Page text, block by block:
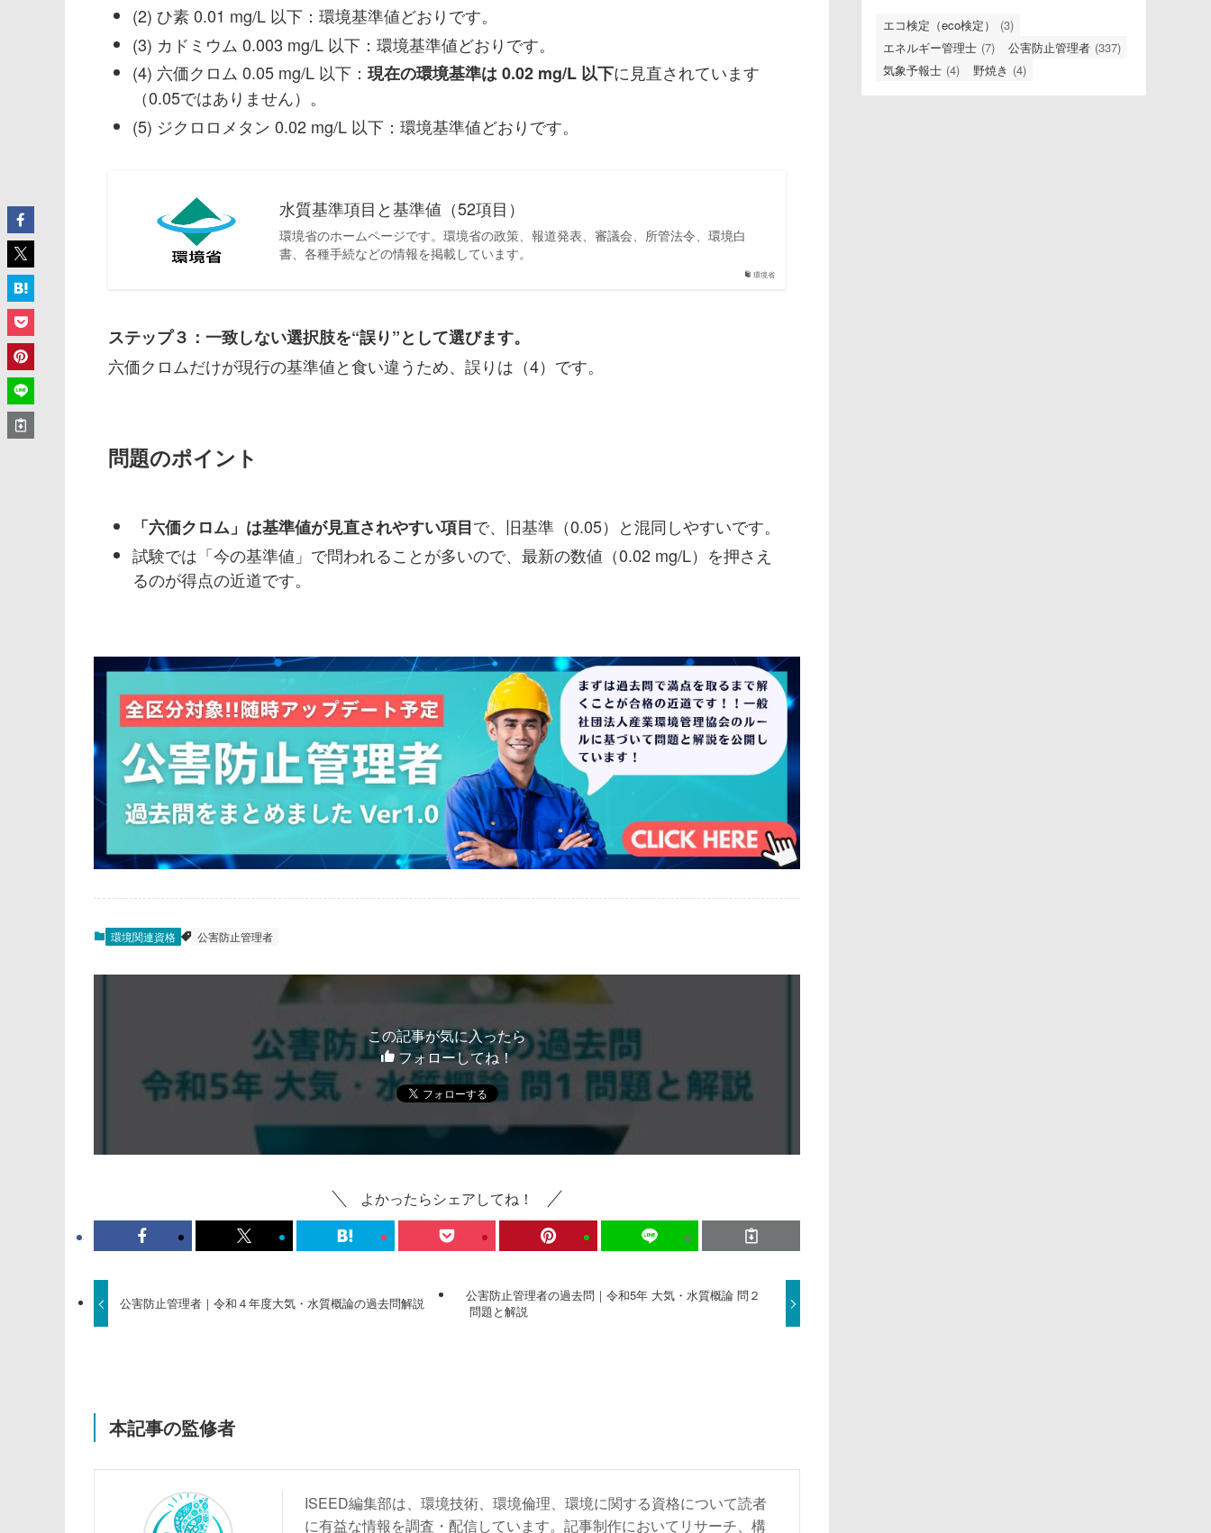
(2) ひ素 0.01 mg/L 以下：環境基準値どおりです。
(3) カドミウム 0.003 mg/L 以下：環境基準値どおりです。
(4) 六価クロム 0.05 mg/L 以下： 現在の環境基準は 0.02 mg/L 以下に見直されています
（0.05ではありません）。
(5) ジクロロメタン 0.02 mg/L 以下：環境基準値どおりです。
環境省
水質基準項目と基準値（52項目）
環境省のホームページです。環境省の政策、報道発表、審議会、所管法令、環境白
書、各種手続などの情報を掲載しています。
ステップ３：一致しない選択肢を“誤り”として選びます。
六価クロムだけが現行の基準値と食い違うため、誤りは（4）です。
問題のポイント
「六価クロム」は基準値が見直されやすい項目で、旧基準（0.05）と混同しやすいです。
試験では「今の基準値」で問われることが多いので、最新の数値（0.02 mg/L）を押さえ
るのが得点の近道です。
環境関連資格 公害防止管理者
この記事が気に入ったら
フォローしてね！
よかったらシェアしてね！
公害防止管理者｜令和４年度大気・水質概論の過去問解説
公害防止管理者の過去問｜令和5年 大気・水質概論 問２
問題と解説
本記事の監修者
ISEED編集部は、環境技術、環境倫理、環境に関する資格について読者
に有益な情報を調査・配信しています。記事制作においてリサーチ、構
エコ検定（eco検定）
(3)
エネルギー管理士 (7) 公害防止管理者 (337)
気象予報士 (4) 野焼き (4)